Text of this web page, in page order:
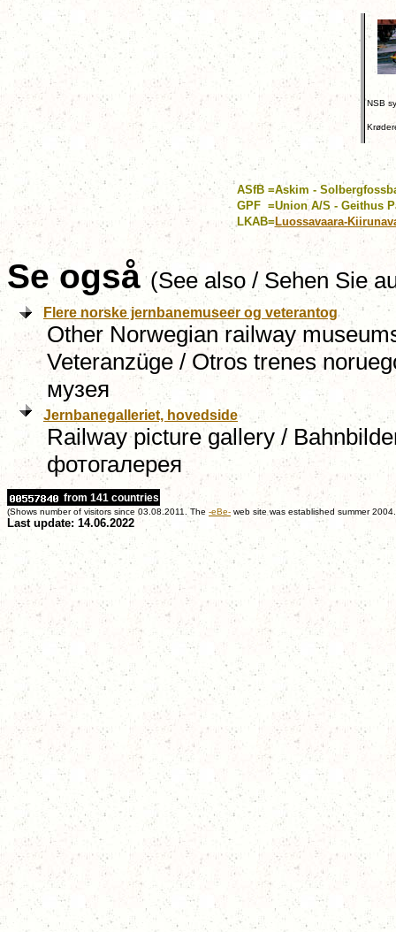
NSB
ASfB =Askim -
GPF =Union A/S - Geithus
LKAB=Luossavaara-
Se også(See also / Sehen Sie
Flere norske jernbanemuseer og veterantog
Other Norwegian railway
Veteranzüge / Otros trenes
музея
Jernbanegalleriet, hovedside
Railway picture gallery /
фотогалерея
from 141 countries
(Shows number of visitors since 03.08.2011. The -eBe- web site was established summer
Last update: 14.06.2022